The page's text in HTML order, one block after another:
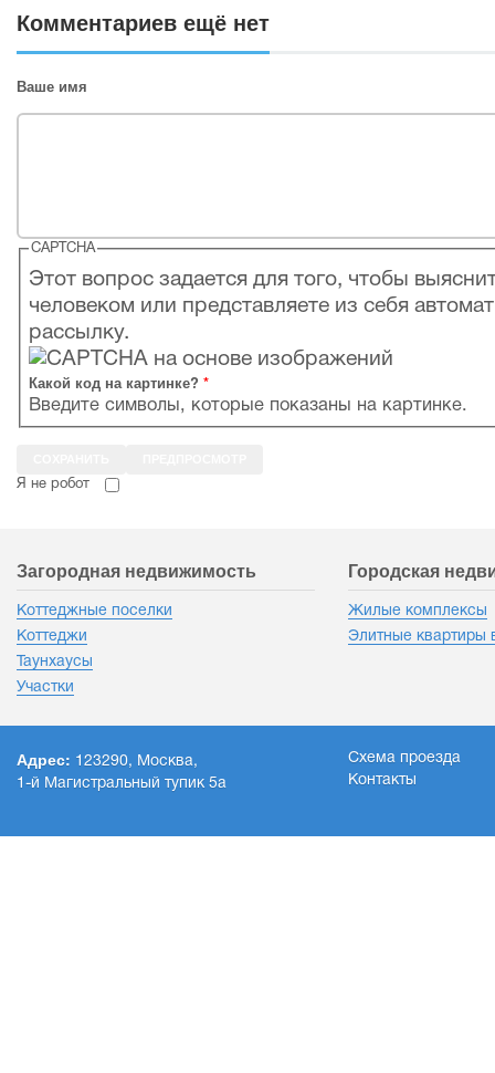
Комментариев ещё нет
Ваше имя
CAPTCHA
Этот вопрос задается для того, чтобы
человеком или представляете из себя
рассылку.
Какой код на картинке? *
Введите символы, которые показаны на картинке.
Я не робот
Загородная недвижимость
Коттеджные поселки
Коттеджи
Таунхаусы
Участки
Городская
Жилые комплексы
Элитные квартиры
Адрес: 123290, Москва,
1-й Магистральный тупик 5а
Схема проезда
Контакты